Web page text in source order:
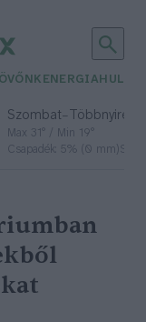
ENERGIA
Szombat– Többnyire
Max 31° / Min 19°
Csapadék: 5% (0 mm)